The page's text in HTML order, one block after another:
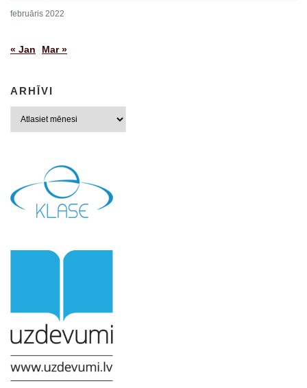
februāris 2022
« Jan Mar »
ARHĪVI